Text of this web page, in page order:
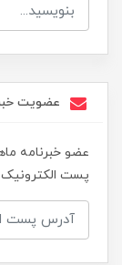
عضویت
عضو خبرنامه
پست